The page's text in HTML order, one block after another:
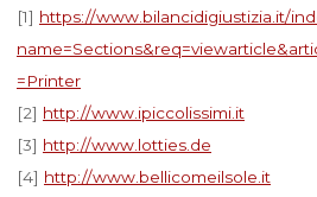
[1] https://www.bilancidigiustizia.it/
=Printer
[2] http://www.ipiccolissimi.it
[3] http://www.lotties.de
[4] http://www.bellicomeilsole.it